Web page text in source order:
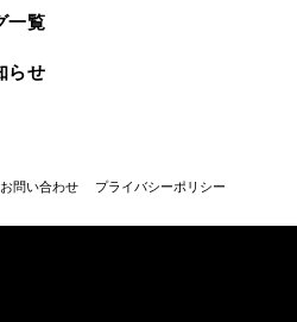
一覧
らせ
お問い合わせ プライバシーポリシー